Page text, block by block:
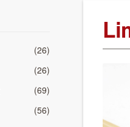
(26)
(26)
(69)
(56)